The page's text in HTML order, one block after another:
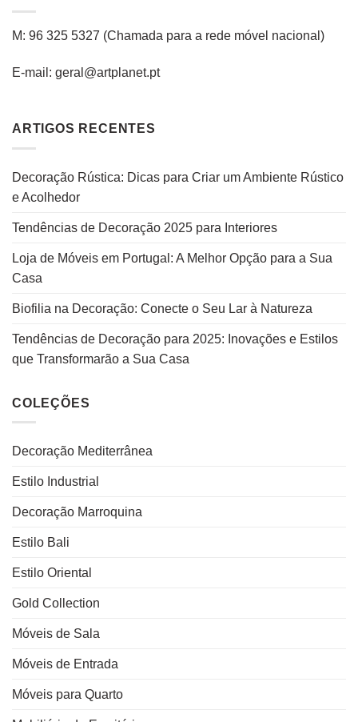
M: 96 325 5327 (Chamada para a rede móvel nacional )
E-mail: geral@artplanet.pt
ARTIGOS RECENTES
Decoração Rústica: Dicas para Criar um Ambiente Rústico
e Acolhedor
Tendências de Decoração 2025 para Interiores
Loja de Móveis em Portugal: A Melhor Opção para a Sua
Casa
Biofilia na Decoração: Conecte o Seu Lar à Natureza
Tendências de Decoração para 2025: Inovações e Estilos
que Transformarão a Sua Casa
COLEÇÕES
Decoração Mediterrânea
Estilo Industrial
Decoração Marroquina
Estilo Bali
Estilo Oriental
Gold Collection
Móveis de Sala
Móveis de Entrada
Móveis para Quarto